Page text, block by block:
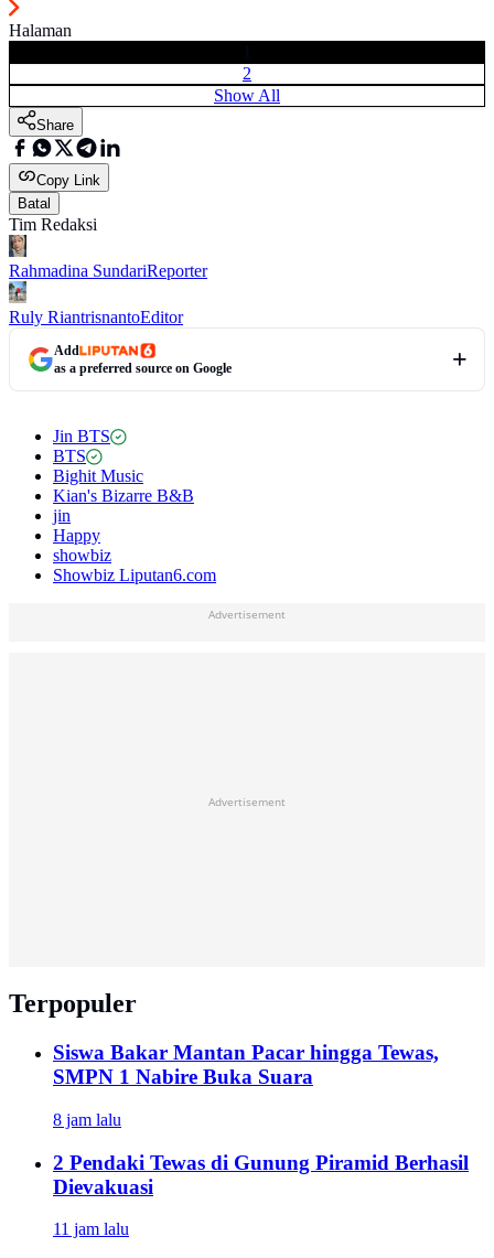
Halaman
2
Show All
Share
Copy Link
Batal
Tim Redaksi
Rahmadina SundariReporter
Ruly RiantrisnantoEditor
Add
as a preferred source on Google
Jin BTS
BTS
Bighit Music
Kian's Bizarre B&B
jin
Happy
showbiz
Showbiz Liputan6.com
Advertisement
Advertisement
Terpopuler
Siswa Bakar Mantan Pacar hingga Tewas,
SMPN 1 Nabire Buka Suara
8 jam lalu
2 Pendaki Tewas di Gunung Piramid Berhasil
Dievakuasi
11 jam lalu